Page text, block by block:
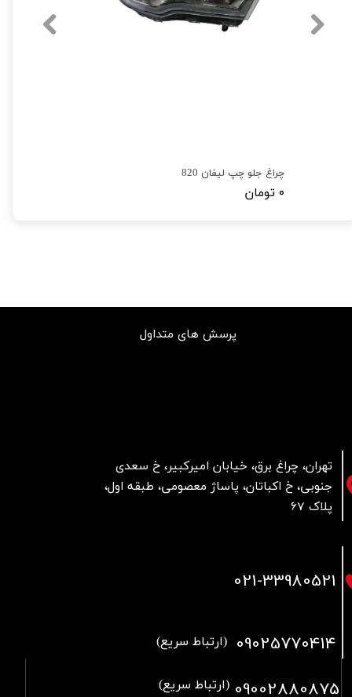
چراغ جلو چپ لیفان 820
۰ تومان
تهران، چراغ برق، خیابان امیرکبیر، خ سعدی
جنوبی، خ اکباتان، پاساژ معصومی، طبقه اول،
پلاک 67
پرسش های متداول
021-33980521
09025770414 (ارتباط سریع)
09002880875 (ارتباط سریع)